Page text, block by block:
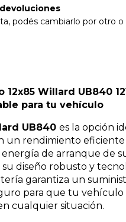
podés cambiarlo por otro o
12x85 Willard UB840
para tu vehículo
UB840 es la opción
un rendimiento eficiente
de arranque de
diseño robusto y
garantiza un
para que tu vehículo
cualquier situación.